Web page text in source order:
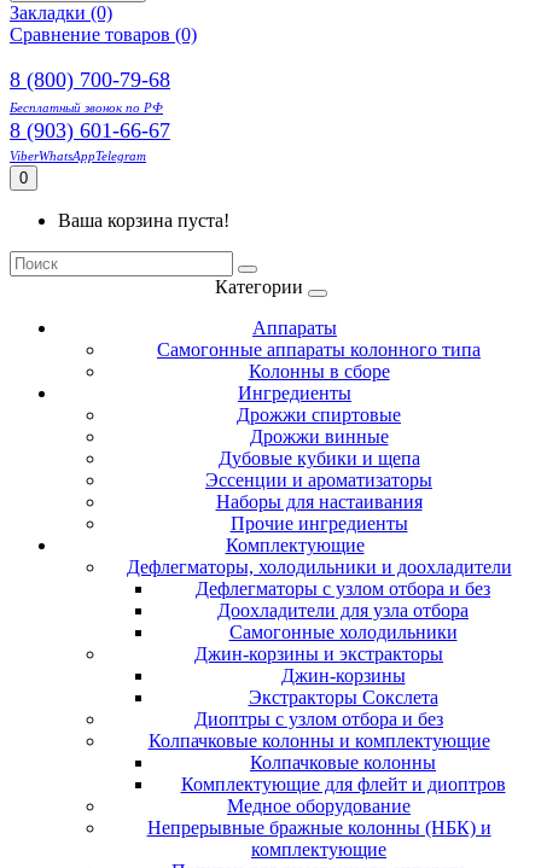
Закладки (0)
Сравнение товаров (0)
8 (800) 700-79-68
Бесплатный звонок по РФ
8 (903) 601-66-67
ViberWhatsAppTelegram
0
Ваша корзина пуста!
Категории
Аппараты
Самогонные аппараты колонного типа
Колонны в сборе
Ингредиенты
Дрожжи спиртовые
Дрожжи винные
Дубовые кубики и щепа
Эссенции и ароматизаторы
Наборы для настаивания
Прочие ингредиенты
Комплектующие
Дефлегматоры, холодильники и доохладители
Дефлегматоры с узлом отбора и без
Доохладители для узла отбора
Самогонные холодильники
Джин-корзины и экстракторы
Джин-корзины
Экстракторы Сокслета
Диоптры с узлом отбора и без
Колпачковые колонны и комплектующие
Колпачковые колонны
Комплектующие для флейт и диоптров
Медное оборудование
Непрерывные бражные колонны (НБК) и
комплектующие